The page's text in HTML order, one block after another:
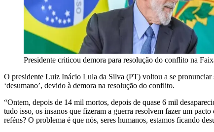
Presidente criticou demora para resolução do conflito na
O presidente Luiz Inácio Lula da Silva (PT) voltou a se pronunciar
‘desumano’, devido à demora na resolução do conflito.
“Ontem, depois de 14 mil mortos, depois de quase 6 mil
tudo isso, os insanos que fizeram a guerra resolvem fazer um
reféns? O problema é que nós, seres humanos, estamos ficando